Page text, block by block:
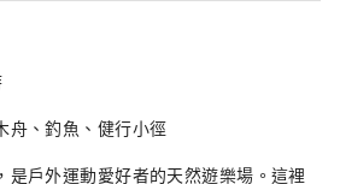
舟、釣魚、健行小徑
是戶外運動愛好者的天然遊樂場。這裡